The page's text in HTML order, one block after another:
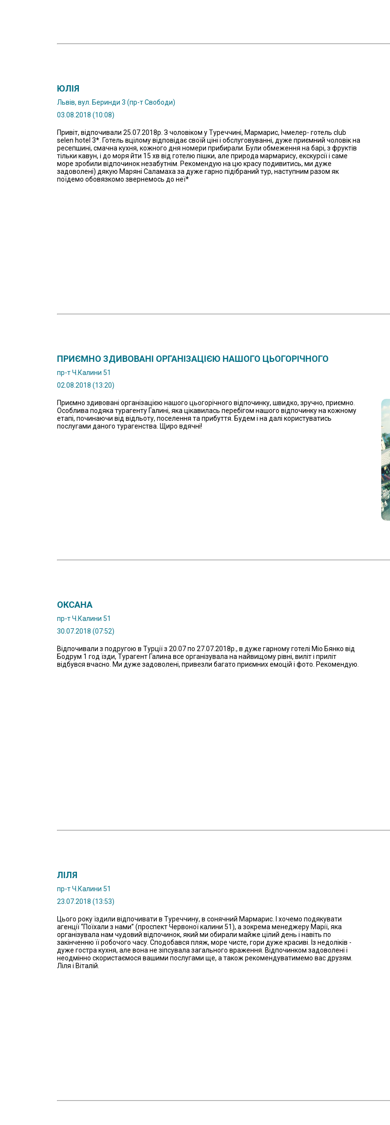
ЮЛІЯ
Львів, вул. Беринди 3 (пр-т Свободи)
03.08.2018 (10:08)
Привіт, відпочивали 25.07.2018р. З чоловіком у Туреччині, Мармарис, Ічмелер- готель club
selen hotel 3*. Готель вцілому відповідає своїй ціні і обслуговуванні, дуже приємний чоловік на
ресепшині, смачна кухня, кожного дня номери прибирали. Були обмеження на барі, з фруктів
тільки кавун, і до моря йти 15 хв від готелю пішки, але природа мармарису, екскурсії і саме
море зробили відпочинок незабутнім. Рекомендую на цю красу подивитись, ми дуже
задоволені) дякую Маряні Саламаха за дуже гарно підібраний тур, наступним разом як
поїдемо обовязкомо звернемось до неї*
ПРИЄМНО ЗДИВОВАНІ ОРГАНІЗАЦІЄЮ НАШОГО ЦЬОГОРІЧНОГО
пр-т Ч.Калини 51
02.08.2018 (13:20)
Приємно здивовані організацією нашого цьогорічного відпочинку, швидко, зручно, приємно.
Особлива подяка турагенту Галині, яка цікавилась перебігом нашого відпочинку на кожному
етапі, починаючи від відльоту, поселення та прибуття. Будем і на далі користуватись
послугами даного турагенства. Щиро вдячні!
ОКСАНА
пр-т Ч.Калини 51
30.07.2018 (07:52)
Відпочивали з подругою в Турції з 20.07 по 27.07.2018р., в дуже гарному готелі Міо Бянко від
Бодрум 1 год їзди, Турагент Галина все організувала на найвищому рівні, виліт і приліт
відбувся вчасно. Ми дуже задоволені, привезли багато приємних емоцій і фото. Рекомендую.
ЛІЛЯ
пр-т Ч.Калини 51
23.07.2018 (13:53)
Цього року їздили відпочивати в Туреччину, в сонячний Мармарис. І хочемо подякувати
агенції “Поїхали з нами” (проспект Червоної калини 51), а зокрема менеджеру Марії, яка
організувала нам чудовий відпочинок, який ми обирали майже цілий день і навіть по
закінченню її робочого часу. Сподобався пляж, море чисте, гори дуже красиві. Із недоліків -
дуже гостра кухня, але вона не зіпсувала загального враження. Відпочинком задоволені і
неодмінно скористаємося вашими послугами ще, а також рекомендуватимемо вас друзям.
Ліля і Віталій.